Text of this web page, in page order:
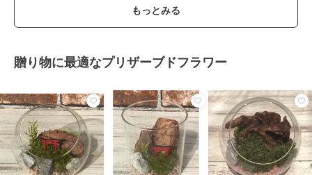
もっとみる
贈り物に最適なプリザーブドフラワー